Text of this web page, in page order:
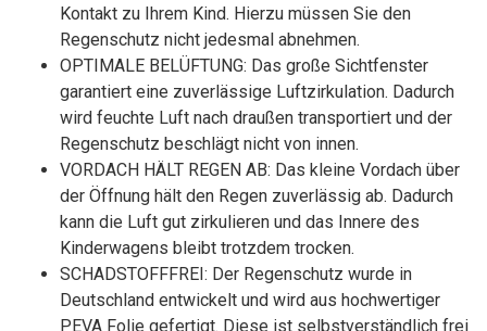
Kontakt zu Ihrem Kind. Hierzu müssen Sie den
Regenschutz nicht jedesmal abnehmen.
OPTIMALE BELÜFTUNG: Das große Sichtfenster
garantiert eine zuverlässige Luftzirkulation. Dadurch
wird feuchte Luft nach draußen transportiert und der
Regenschutz beschlägt nicht von innen.
VORDACH HÄLT REGEN AB: Das kleine Vordach über
der Öffnung hält den Regen zuverlässig ab. Dadurch
kann die Luft gut zirkulieren und das Innere des
Kinderwagens bleibt trotzdem trocken.
SCHADSTOFFFREI: Der Regenschutz wurde in
Deutschland entwickelt und wird aus hochwertiger
PEVA Folie gefertigt. Diese ist selbstverständlich frei